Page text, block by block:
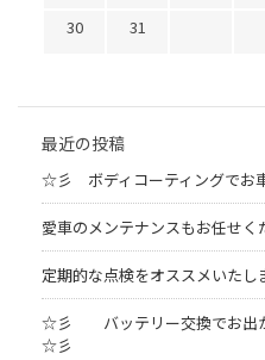
30
31
最近の投稿
☆彡 ボディコーティングで
愛車のメンテナンスもお任せ
定期的な点検をオススメいたし
☆彡 バッテリー交換でお出
☆彡